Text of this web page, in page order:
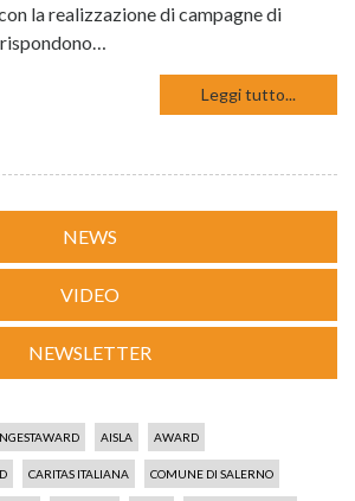
la realizzazione di campagne di
Leggi tutto...
NEWS
VIDEO
NEWSLETTER
AISLA AWARD
CARITAS ITALIANA COMUNE DI SALERNO